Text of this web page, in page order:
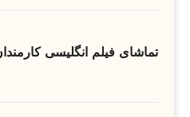
تماشای فیلم انگلیسی کارمندان